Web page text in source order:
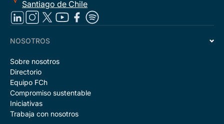
Santiago de Chile
NOSOTROS
Sobre nosotros
Directorio
Equipo FCh
Compromiso sustentable
Iniciativas
Trabaja con nosotros